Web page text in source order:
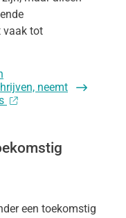
vaak tot
neemt
een toekomstig